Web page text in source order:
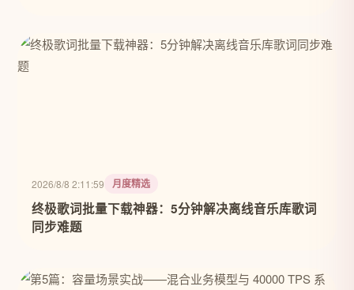
2026/8/8 2:11:59 月度精选
终极歌词批量下载神器：5分钟解决离线音乐库歌词
同步难题